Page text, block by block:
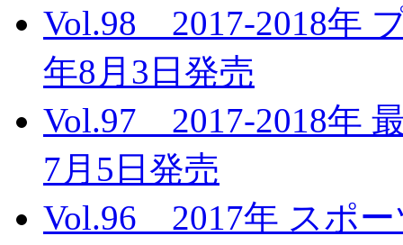
Vol.98 2017-2018年
年8月3日発売
Vol.97 2017-2018年
7月5日発売
Vol.96 2017年 スポ